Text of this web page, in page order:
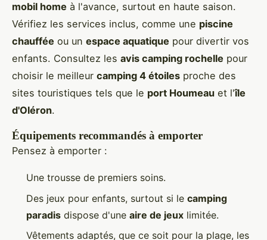
mobil home à l'avance, surtout en haute saison.
Vérifiez les services inclus, comme une piscine
chauffée ou un espace aquatique pour divertir vos
enfants. Consultez les avis camping rochelle pour
choisir le meilleur camping 4 étoiles proche des
sites touristiques tels que le port Houmeau et l'île
d'Oléron.
Équipements recommandés à emporter
Pensez à emporter :
Une trousse de premiers soins.
Des jeux pour enfants, surtout si le camping
paradis dispose d'une aire de jeux limitée.
Vêtements adaptés, que ce soit pour la plage, les